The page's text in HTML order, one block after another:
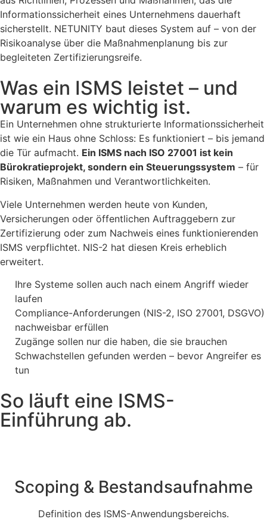
Informationssicherheit eines Unternehmens dauerhaft
sicherstellt. NETUNITY baut dieses System auf – von der
Risikoanalyse über die Maßnahmenplanung bis zur
begleiteten Zertifizierungsreife.
Was ein ISMS leistet – und
warum es wichtig ist.
Ein Unternehmen ohne strukturierte Informationssicherheit
ist wie ein Haus ohne Schloss: Es funktioniert – bis jemand
die Tür aufmacht. Ein ISMS nach ISO 27001 ist kein
Bürokratieprojekt, sondern ein Steuerungssystem – für
Risiken, Maßnahmen und Verantwortlichkeiten.
Viele Unternehmen werden heute von Kunden,
Versicherungen oder öffentlichen Auftraggebern zur
Zertifizierung oder zum Nachweis eines funktionierenden
ISMS verpflichtet. NIS-2 hat diesen Kreis erheblich
erweitert.
Ihre Systeme sollen auch nach einem Angriff wieder
laufen
Compliance-Anforderungen (NIS-2, ISO 27001, DSGVO)
nachweisbar erfüllen
Zugänge sollen nur die haben, die sie brauchen
Schwachstellen gefunden werden – bevor Angreifer es
tun
So läuft eine ISMS-
Einführung ab.
Scoping & Bestandsaufnahme
Definition des ISMS-Anwendungsbereichs.